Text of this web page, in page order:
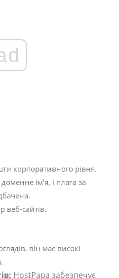
корпоративного рівня.
ім’я, і плата за
веб-сайтів.
він має високі
HostPapa забезпечує